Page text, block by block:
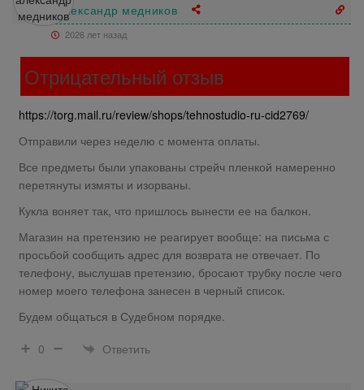
александр медников
2026 лет назад
Отрицательный отзыв
https://torg.mail.ru/review/shops/tehnostudio-ru-cid2769/
Отправили через неделю с момента оплаты.
Все предметы были упакованы стрейч пленкой намеренно
перетянуты измяты и изорваны.
Кукла воняет так, что пришлось вынести ее на балкон.
Магазин на претензию не реагирует вообще: на письма с
просьбой сообщить адрес для возврата не отвечает. По
телефону, выслушав претензию, бросают трубку после чего
номер моего телефона занесен в черный список.
Будем общаться в Судебном порядке.
0
Ответить